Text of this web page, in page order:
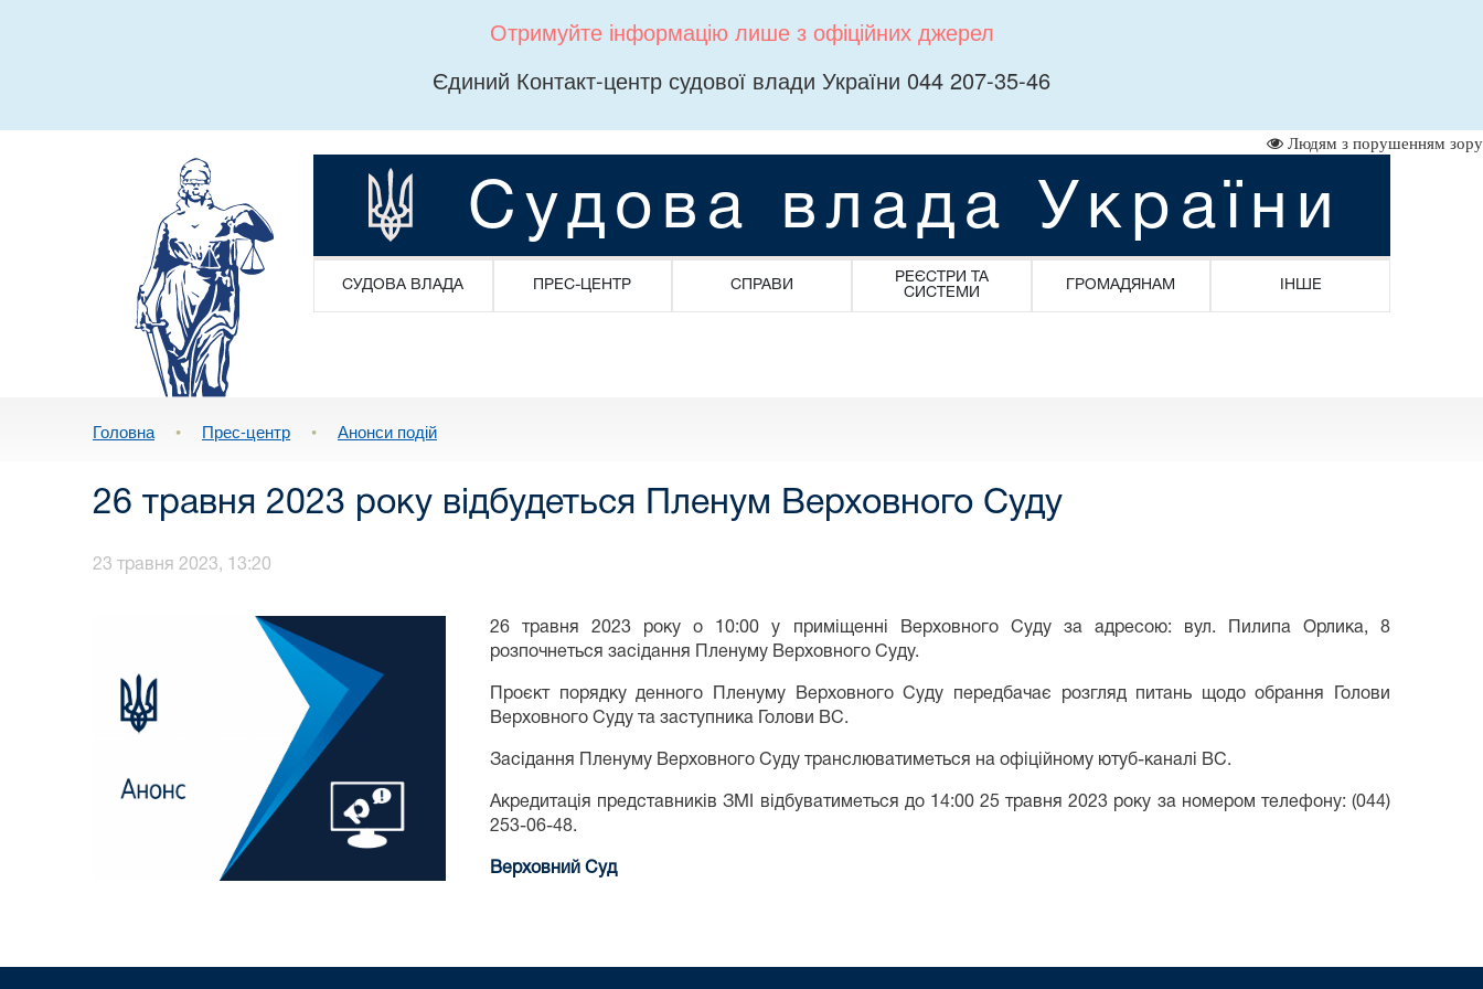
Отримуйте інформацію лише з офіційних джерел
Єдиний Контакт-центр судової влади України 044 207-35-46
Людям з порушенням зору
Судова влада України
СУДОВА ВЛАДА ПРЕС-ЦЕНТР СПРАВИ
РЕЄСТРИ ТА
СИСТЕМИ
ГРОМАДЯНАМ ІНШЕ
Головна • Прес-центр • Анонси подій
26 травня 2023 року відбудеться Пленум Верховного Суду
23 травня 2023, 13:20
26 травня 2023 року о 10:00 у приміщенні Верховного Суду за адресою: вул. Пилипа Орлика, 8
розпочнеться засідання Пленуму Верховного Суду.
Проєкт порядку денного Пленуму Верховного Суду передбачає розгляд питань щодо обрання Голови
Верховного Суду та заступника Голови ВС.
Засідання Пленуму Верховного Суду транслюватиметься на офіційному ютуб-каналі ВС.
Акредитація представників ЗМІ відбуватиметься до 14:00 25 травня 2023 року за номером телефону: (044)
253-06-48.
Верховний Суд